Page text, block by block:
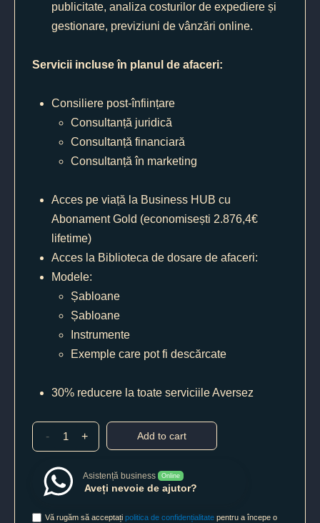
publicitate, analiza costurilor de expediere și
gestionare, previziuni de vânzări online.
Servicii incluse în planul de afaceri:
Consiliere post-înființare
Consultanță juridică
Consultanță financiară
Consultanță în marketing
Acces pe viață la Business HUB cu
Abonament Gold (economisești 2.876,4€
lifetime)
Acces la Biblioteca de dosare de afaceri:
Modele:
Șabloane
Șabloane
Instrumente
Exemple care pot fi descărcate
30% reducere la toate serviciile Aversez
- + Add to cart
Asistență business Online
Aveți nevoie de ajutor?
Vă rugăm să acceptați politica de confidențialitate pentru a începe o